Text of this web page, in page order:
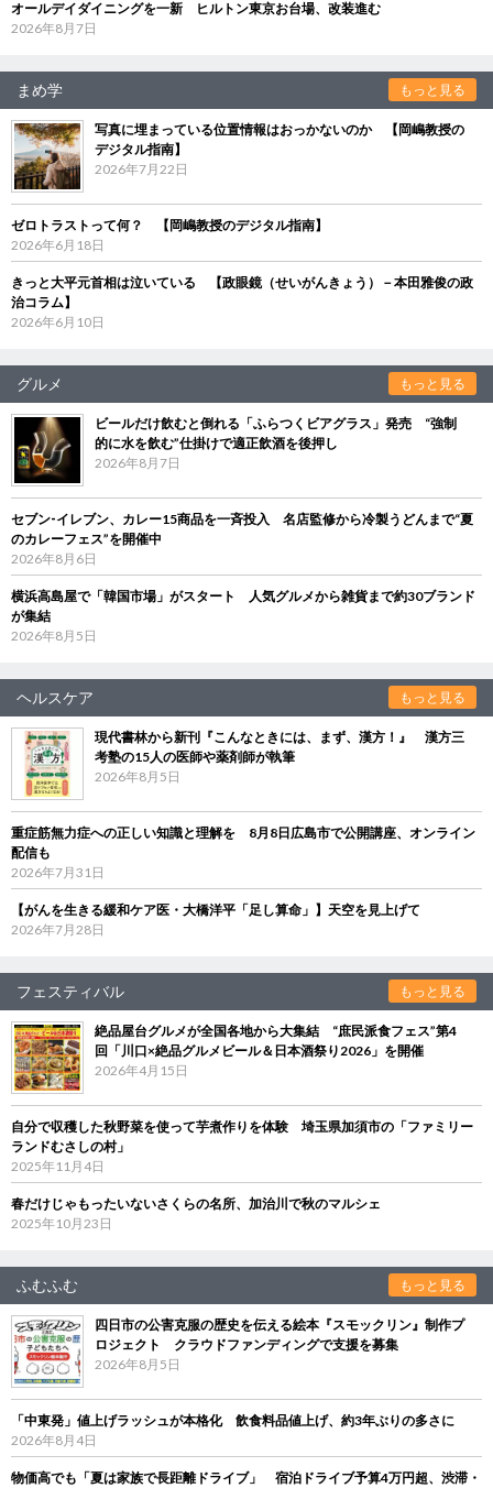
オールデイダイニングを一新 ヒルトン東京お台場、改装進む
2026年8月7日
まめ学 もっと見る
写真に埋まっている位置情報はおっかないのか 【岡嶋教授の
デジタル指南】
2026年7月22日
ゼロトラストって何？ 【岡嶋教授のデジタル指南】
2026年6月18日
きっと大平元首相は泣いている 【政眼鏡（せいがんきょう）－本田雅俊の政
治コラム】
2026年6月10日
グルメ もっと見る
ビールだけ飲むと倒れる「ふらつくビアグラス」発売 “強制
的に水を飲む”仕掛けで適正飲酒を後押し
2026年8月7日
セブン‐イレブン、カレー15商品を一斉投入 名店監修から冷製うどんまで“夏
のカレーフェス”を開催中
2026年8月6日
横浜高島屋で「韓国市場」がスタート 人気グルメから雑貨まで約30ブランド
が集結
2026年8月5日
ヘルスケア もっと見る
現代書林から新刊『こんなときには、まず、漢方！』 漢方三
考塾の15人の医師や薬剤師が執筆
2026年8月5日
重症筋無力症への正しい知識と理解を 8月8日広島市で公開講座、オンライン
配信も
2026年7月31日
【がんを生きる緩和ケア医・大橋洋平「足し算命」】天空を見上げて
2026年7月28日
フェスティバル もっと見る
絶品屋台グルメが全国各地から大集結 “庶民派食フェス”第4
回「川口×絶品グルメビール＆日本酒祭り2026」を開催
2026年4月15日
自分で収穫した秋野菜を使って芋煮作りを体験 埼玉県加須市の「ファミリー
ランドむさしの村」
2025年11月4日
春だけじゃもったいないさくらの名所、加治川で秋のマルシェ
2025年10月23日
ふむふむ もっと見る
四日市の公害克服の歴史を伝える絵本『スモックリン』制作プ
ロジェクト クラウドファンディングで支援を募集
2026年8月5日
「中東発」値上げラッシュが本格化 飲食料品値上げ、約3年ぶりの多さに
2026年8月4日
物価高でも「夏は家族で長距離ドライブ」 宿泊ドライブ予算4万円超、渋滞・